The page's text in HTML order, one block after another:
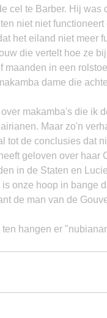
cel te Barber. Hij was
niet niet
het eiland niet meer
die vertelt hoe ze
maanden in een
dame die
makamba's die ik
Maar zo'n
tot de conclusies dat
geloven over haar
in de Staten en
onze hoop in bange
de man van de
hangen er